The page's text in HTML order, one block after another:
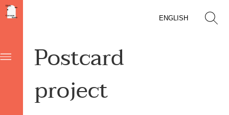
ENGLISH
Postcard
project